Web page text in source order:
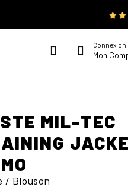
Connexion
Mon
MIL-TEC
/ Blouson